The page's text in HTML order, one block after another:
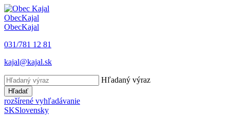
ObecKajal
ObecKajal
031/781 12 81
kajal@kajal.sk
Hľadaný výraz
Hľadať
rozšírené vyhľadávanie
SKSlovensky